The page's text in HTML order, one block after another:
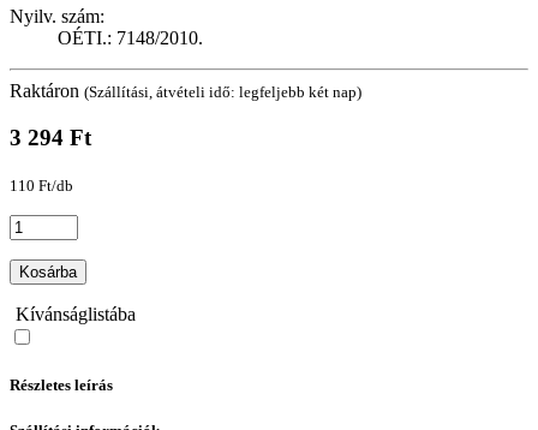
Nyilv. szám:
OÉTI.: 7148/2010.
Raktáron (Szállítási, átvételi idő: legfeljebb két nap)
3 294 Ft
110 Ft/db
Kosárba
Kívánságlistába
Részletes leírás